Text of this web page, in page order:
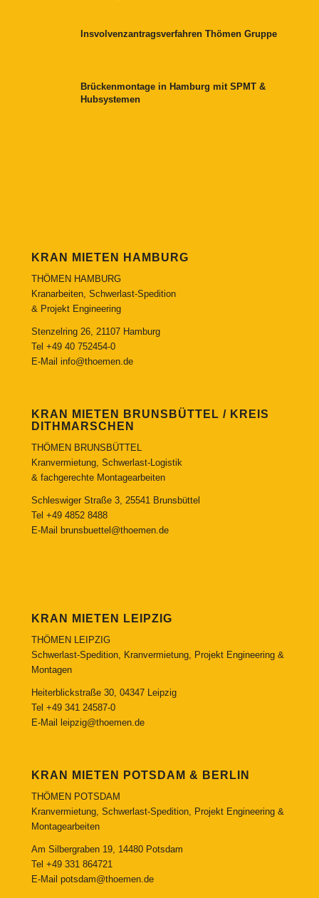
Insvolvenzantragsverfahren Thömen Gruppe
Brückenmontage in Hamburg mit SPMT &
Hubsystemen
KRAN MIETEN HAMBURG
THÖMEN HAMBURG
Kranarbeiten, Schwerlast-Spedition
& Projekt Engineering
Stenzelring 26, 21107 Hamburg
Tel +49 40 752454-0
E-Mail info@thoemen.de
KRAN MIETEN BRUNSBÜTTEL / KREIS
DITHMARSCHEN
THÖMEN BRUNSBÜTTEL
Kranvermietung, Schwerlast-Logistik
& fachgerechte Montagearbeiten
Schleswiger Straße 3, 25541 Brunsbüttel
Tel +49 4852 8488
E-Mail
brunsbuettel@thoemen.de
KRAN MIETEN LEIPZIG
THÖMEN LEIPZIG
Schwerlast-Spedition, Kranvermietung, Projekt Engineering &
Montagen
Heiterblickstraße 30, 04347 Leipzig
Tel +49 341 24587-0
E-Mail
leipzig@thoemen.de
KRAN MIETEN POTSDAM & BERLIN
THÖMEN POTSDAM
Kranvermietung, Schwerlast-Spedition, Projekt Engineering &
Montagearbeiten
Am Silbergraben 19, 14480 Potsdam
Tel +49 331 864721
E-Mail potsdam@thoemen.de